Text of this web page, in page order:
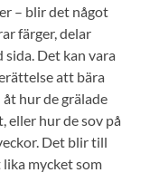
– blir det något
färger, delar
Det kan vara
att bära
hur de grälade
eller hur de sov på
Det blir till
mycket som